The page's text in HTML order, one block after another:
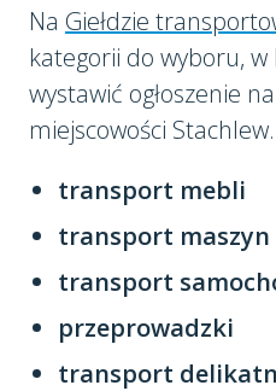
Na Giełdzie
kategorii do wyboru,
wystawić ogłoszenie
miejscowości Stachlew.
transport mebli
transport maszyn
transport
przeprowadzki
transport